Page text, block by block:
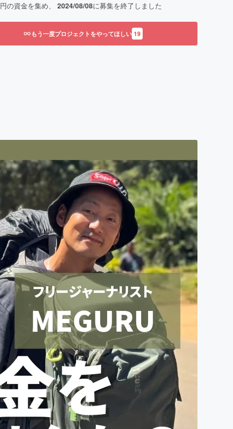
円の資金を集め、 2024/08/08に募集を終了しました
もう一度プロジェクトをやってほしい 19